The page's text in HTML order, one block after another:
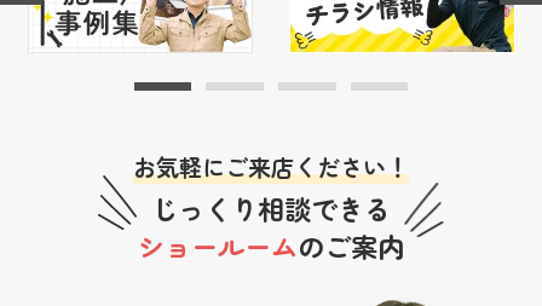
お気軽にご来店ください！
じっくり相談できる
ショールームのご案内